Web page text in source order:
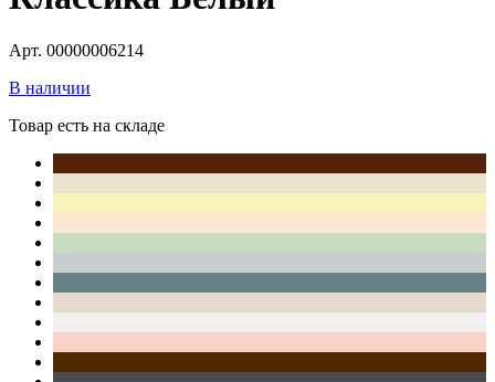
Арт. 00000006214
В наличии
Товар есть на складе